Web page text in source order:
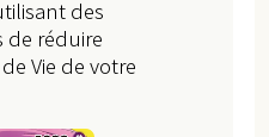
des
de réduire
Vie de votre